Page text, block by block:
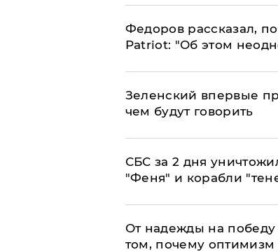
Федоров рассказал,
Patriot: "Об этом
Зеленский впервые
чем будут говорить
СБС за 2 дня
"Феня" и корабли
От надежды на
том, почему оптимизм